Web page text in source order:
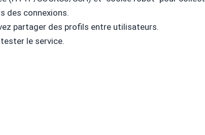
des connexions.
partager des profils entre utilisateurs.
le service.